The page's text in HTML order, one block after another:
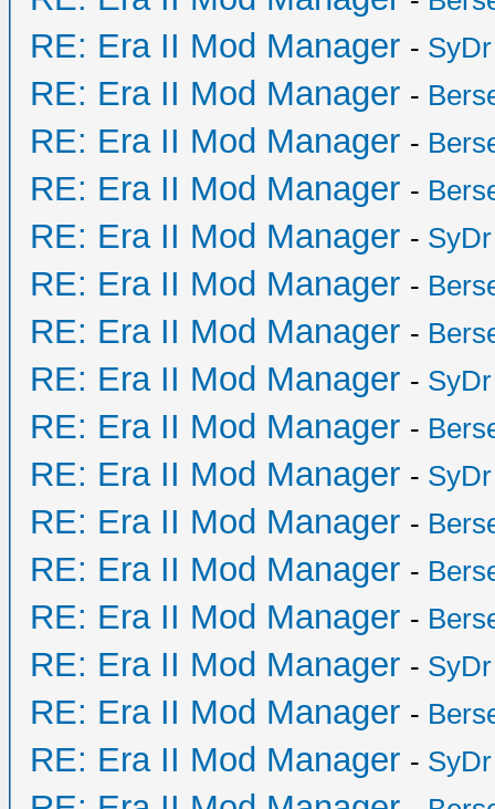
RE: Era II Mod Manager - SyDr
RE: Era II Mod Manager -
RE: Era II Mod Manager -
RE: Era II Mod Manager -
RE: Era II Mod Manager - SyDr
RE: Era II Mod Manager -
RE: Era II Mod Manager -
RE: Era II Mod Manager - SyDr
RE: Era II Mod Manager -
RE: Era II Mod Manager - SyDr
RE: Era II Mod Manager -
RE: Era II Mod Manager -
RE: Era II Mod Manager -
RE: Era II Mod Manager - SyDr
RE: Era II Mod Manager -
RE: Era II Mod Manager - SyDr